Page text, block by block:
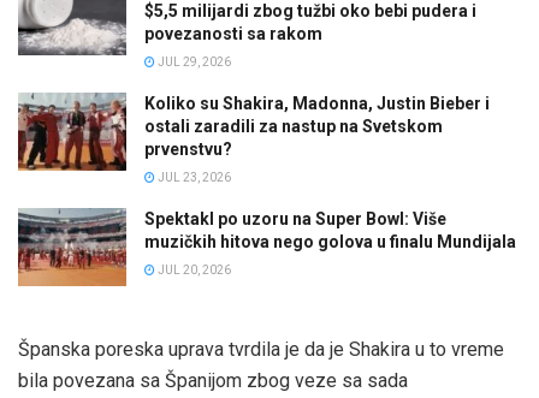
$5,5 milijardi zbog tužbi oko bebi pudera i
povezanosti sa rakom
JUL 29, 2026
Koliko su Shakira, Madonna, Justin Bieber i
ostali zaradili za nastup na Svetskom
prvenstvu?
JUL 23, 2026
Spektakl po uzoru na Super Bowl: Više
muzičkih hitova nego golova u finalu Mundijala
JUL 20, 2026
Španska poreska uprava tvrdila je da je Shakira u to vreme
bila povezana sa Španijom zbog veze sa sada